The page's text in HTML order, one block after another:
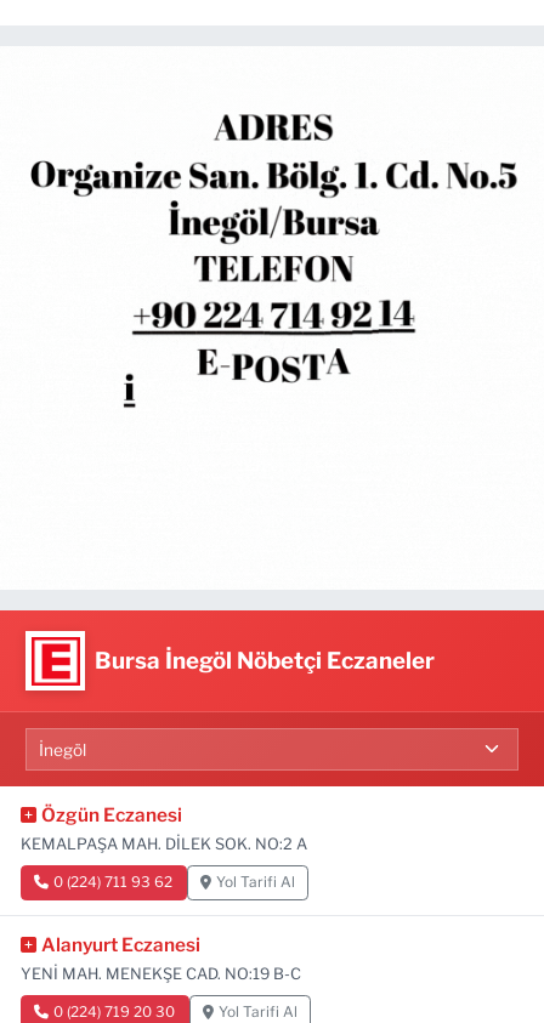
Bursa İnegöl Nöbetçi Eczaneler
Özgün Eczanesi
KEMALPAŞA MAH. DİLEK SOK. NO:2 A
0 (224) 711 93 62 Yol Tarifi Al
Alanyurt Eczanesi
YENİ MAH. MENEKŞE CAD. NO:19 B-C
0 (224) 719 20 30 Yol Tarifi Al